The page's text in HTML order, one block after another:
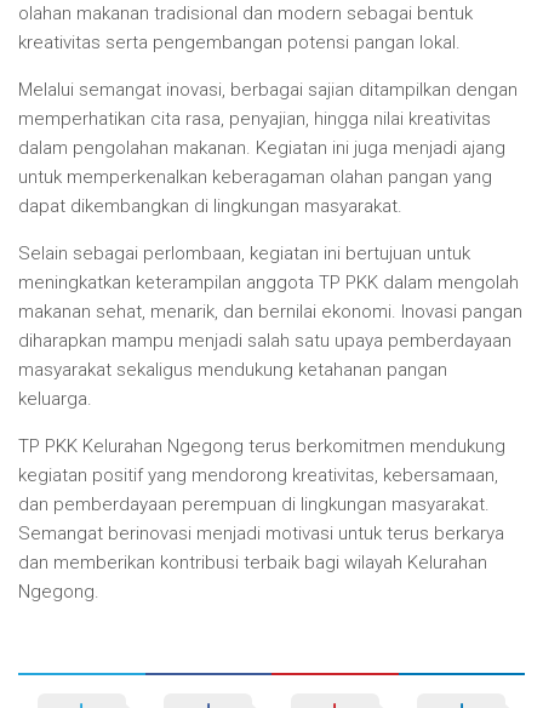
olahan makanan tradisional dan modern sebagai bentuk
kreativitas serta pengembangan potensi pangan lokal.
Melalui semangat inovasi, berbagai sajian ditampilkan dengan
memperhatikan cita rasa, penyajian, hingga nilai kreativitas
dalam pengolahan makanan. Kegiatan ini juga menjadi ajang
untuk memperkenalkan keberagaman olahan pangan yang
dapat dikembangkan di lingkungan masyarakat.
Selain sebagai perlombaan, kegiatan ini bertujuan untuk
meningkatkan keterampilan anggota TP PKK dalam mengolah
makanan sehat, menarik, dan bernilai ekonomi. Inovasi pangan
diharapkan mampu menjadi salah satu upaya pemberdayaan
masyarakat sekaligus mendukung ketahanan pangan
keluarga.
TP PKK Kelurahan Ngegong terus berkomitmen mendukung
kegiatan positif yang mendorong kreativitas, kebersamaan,
dan pemberdayaan perempuan di lingkungan masyarakat.
Semangat berinovasi menjadi motivasi untuk terus berkarya
dan memberikan kontribusi terbaik bagi wilayah Kelurahan
Ngegong.